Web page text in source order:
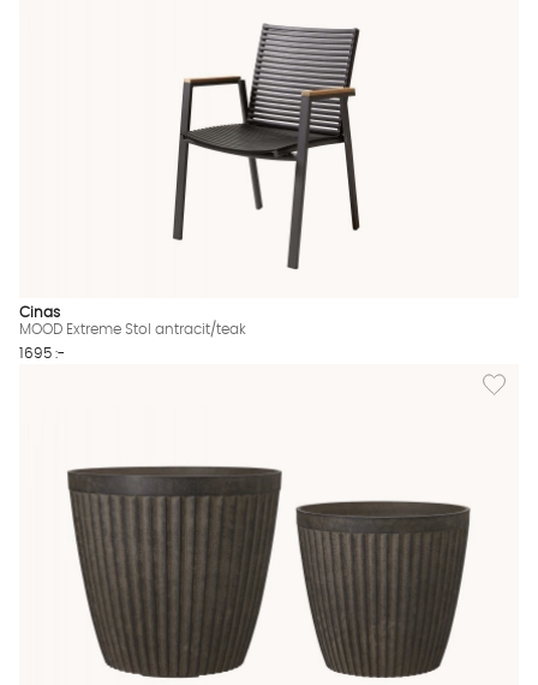
Cinas
MOOD Extreme Stol antracit/teak
1695 :-
Lägg